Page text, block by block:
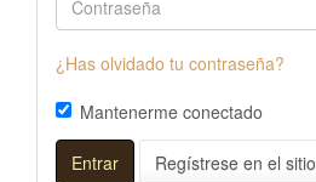
¿Has olvidado tu contraseña?
Mantenerme conectado
Entrar Regístrese en el sitio